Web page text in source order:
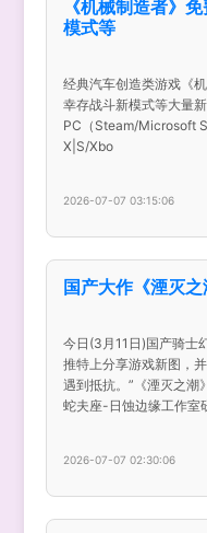
《机械制造者》
模式等
经典汽车创造类游戏《
幸存战斗新模式等大量
PC（Steam/Microsoft
X|S/Xbo
2026-07-07 03:15:06
国产大作《湮灭
今日(3月11日)国产骑士
推特上分享游戏新图，
遇到抵抗。”《湮灭之潮
蛇夫座-日蚀边缘工作室
2026-07-07 02:30:06